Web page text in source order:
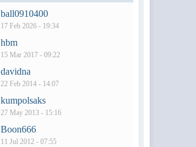
ball0910400
17 Feb 2026 - 19:34
hbm
15 Mar 2017 - 09:22
davidna
22 Feb 2014 - 14:07
kumpolsaks
27 May 2013 - 15:16
Boon666
11 Jul 2012 - 07:55